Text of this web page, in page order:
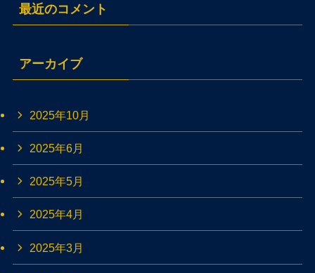
最近のコメント
アーカイブ
2025年10月
2025年6月
2025年5月
2025年4月
2025年3月